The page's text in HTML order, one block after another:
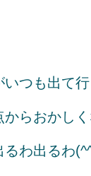
つも出て行
らおかし
わ出るわ